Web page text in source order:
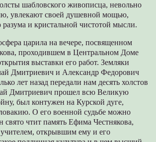
шабловского живописца, невольно
увлекают своей душевной мощью,
разума и кристальной чистотой мысли.
царила на вечере, посвященном
проходившем в Центральном Доме
выставки его работ. Земляки
Дмитриевич и Александр Федорович
лет назад передали нам десять холстов
Дмитриевич прошел всю Великую
был контужен на Курской дуге,
О его военной судьбе можно
свято чтит память Ефима Честнякова,
учителем, открывшим ему и его